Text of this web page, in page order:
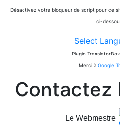
Désactivez votre bloqueur de script pour ce
ci-
Select
Plugin
Merci à Google
Contactez
Le Webmestre